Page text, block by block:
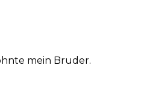
mein Bruder.